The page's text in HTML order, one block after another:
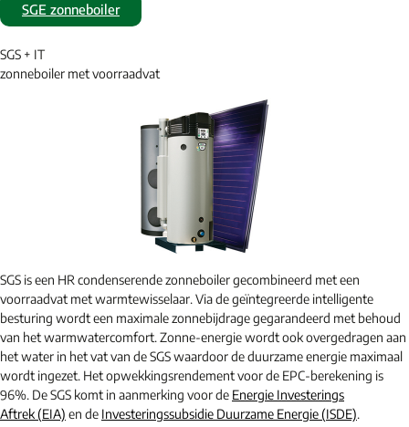
SGE zonneboiler
SGS + IT
zonneboiler met voorraadvat
SGS is een HR condenserende zonneboiler gecombineerd met een
voorraadvat met warmtewisselaar. Via de geïntegreerde intelligente
besturing wordt een maximale zonnebijdrage gegarandeerd met behoud
van het warmwatercomfort. Zonne-energie wordt ook overgedragen aan
het water in het vat van de SGS waardoor de duurzame energie maximaal
wordt ingezet. Het opwekkingsrendement voor de EPC-berekening is
96%. De SGS komt in aanmerking voor de Energie Investerings
Aftrek (EIA) en de Investeringssubsidie Duurzame Energie (ISDE).